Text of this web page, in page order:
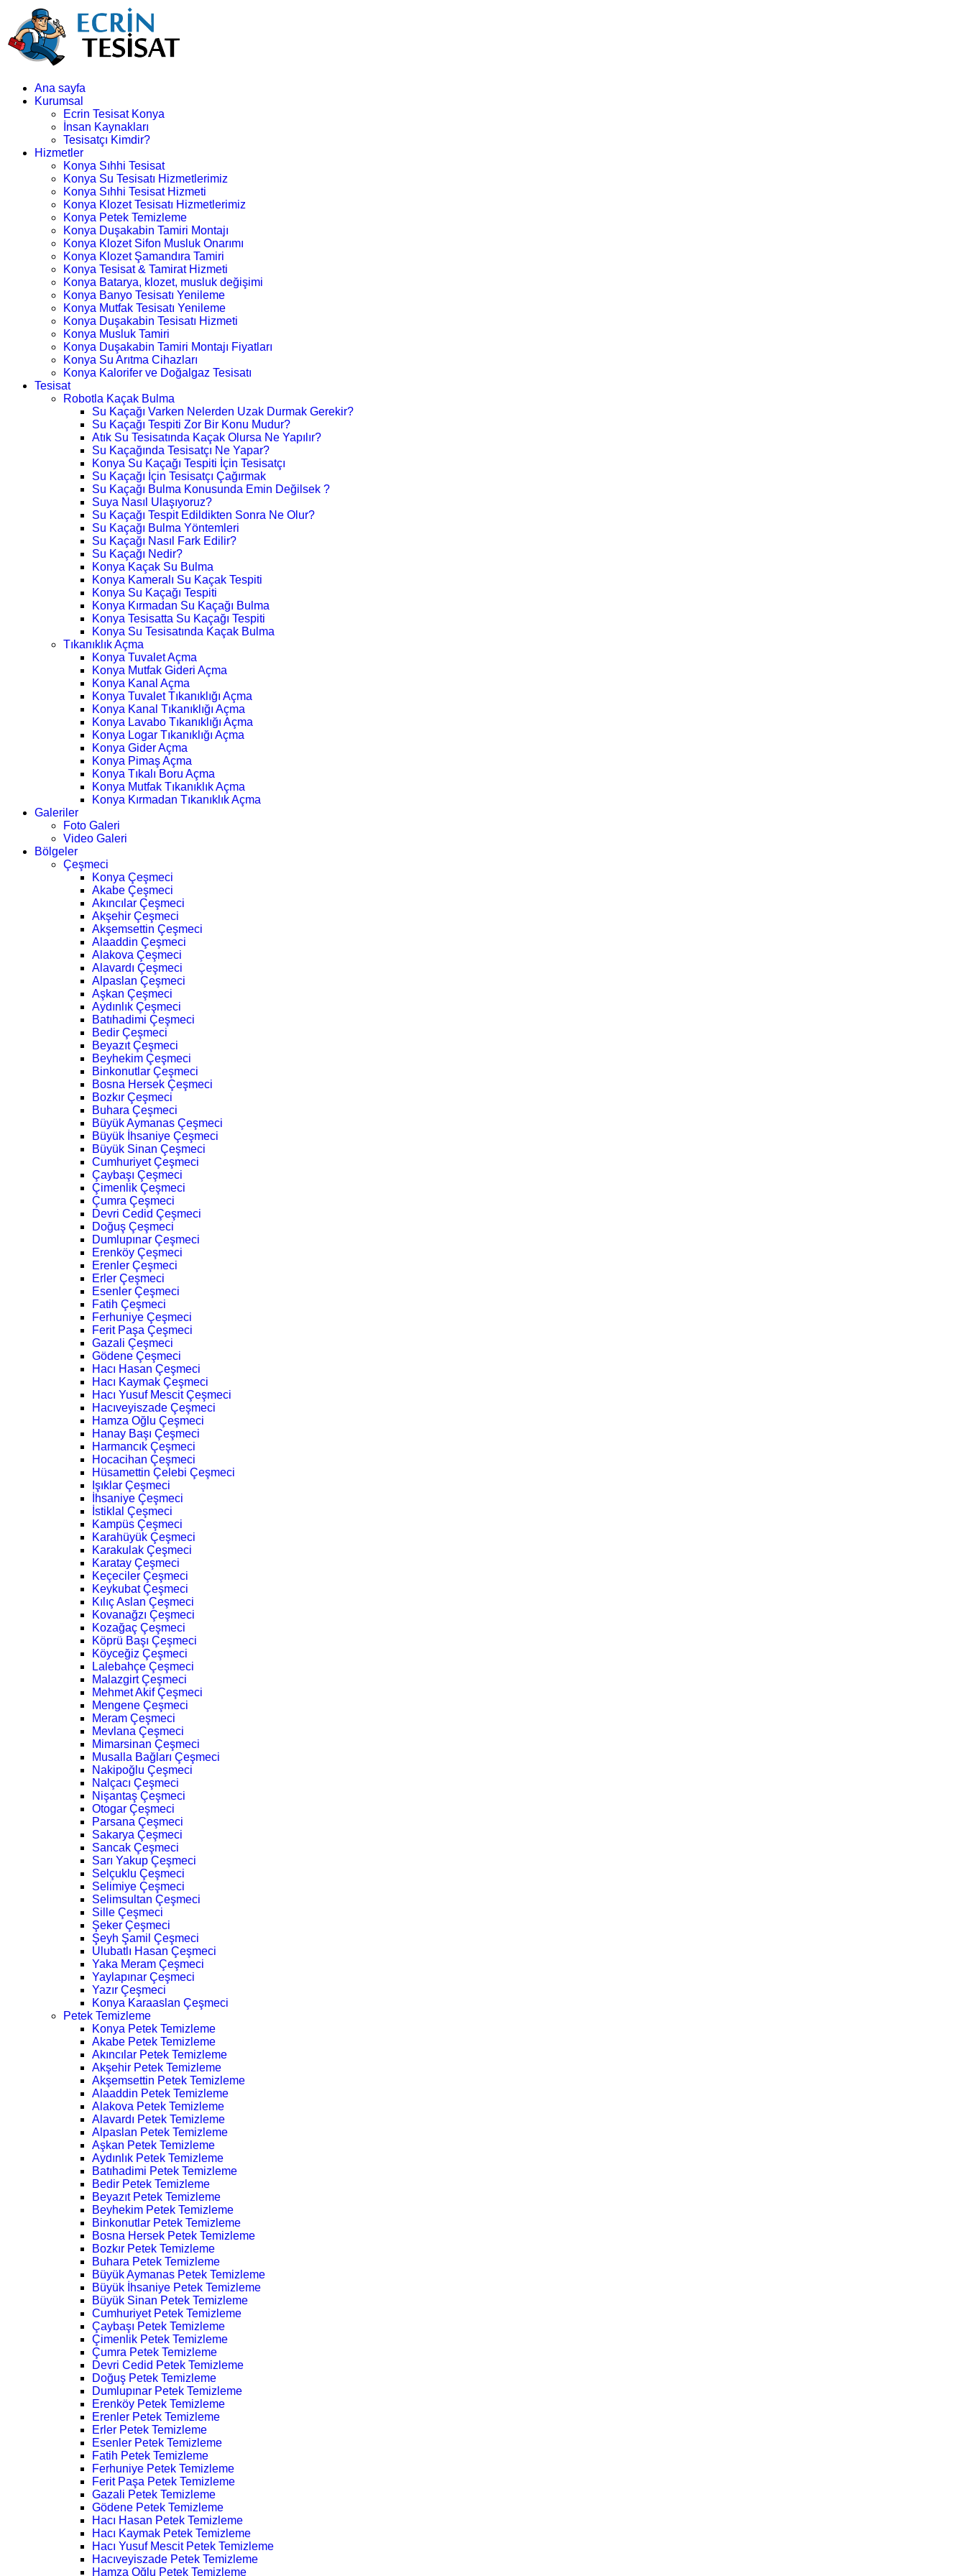
Ana sayfa
Kurumsal
Ecrin Tesisat Konya
İnsan Kaynakları
Tesisatçı Kimdir?
Hizmetler
Konya Sıhhi Tesisat
Konya Su Tesisatı Hizmetlerimiz
Konya Sıhhi Tesisat Hizmeti
Konya Klozet Tesisatı Hizmetlerimiz
Konya Petek Temizleme
Konya Duşakabin Tamiri Montajı
Konya Klozet Sifon Musluk Onarımı
Konya Klozet Şamandıra Tamiri
Konya Tesisat & Tamirat Hizmeti
Konya Batarya, klozet, musluk değişimi
Konya Banyo Tesisatı Yenileme
Konya Mutfak Tesisatı Yenileme
Konya Duşakabin Tesisatı Hizmeti
Konya Musluk Tamiri
Konya Duşakabin Tamiri Montajı Fiyatları
Konya Su Arıtma Cihazları
Konya Kalorifer ve Doğalgaz Tesisatı
Tesisat
Robotla Kaçak Bulma
Su Kaçağı Varken Nelerden Uzak Durmak Gerekir?
Su Kaçağı Tespiti Zor Bir Konu Mudur?
Atık Su Tesisatında Kaçak Olursa Ne Yapılır?
Su Kaçağında Tesisatçı Ne Yapar?
Konya Su Kaçağı Tespiti İçin Tesisatçı
Su Kaçağı İçin Tesisatçı Çağırmak
Su Kaçağı Bulma Konusunda Emin Değilsek ?
Suya Nasıl Ulaşıyoruz?
Su Kaçağı Tespit Edildikten Sonra Ne Olur?
Su Kaçağı Bulma Yöntemleri
Su Kaçağı Nasıl Fark Edilir?
Su Kaçağı Nedir?
Konya Kaçak Su Bulma
Konya Kameralı Su Kaçak Tespiti
Konya Su Kaçağı Tespiti
Konya Kırmadan Su Kaçağı Bulma
Konya Tesisatta Su Kaçağı Tespiti
Konya Su Tesisatında Kaçak Bulma
Tıkanıklık Açma
Konya Tuvalet Açma
Konya Mutfak Gideri Açma
Konya Kanal Açma
Konya Tuvalet Tıkanıklığı Açma
Konya Kanal Tıkanıklığı Açma
Konya Lavabo Tıkanıklığı Açma
Konya Logar Tıkanıklığı Açma
Konya Gider Açma
Konya Pimaş Açma
Konya Tıkalı Boru Açma
Konya Mutfak Tıkanıklık Açma
Konya Kırmadan Tıkanıklık Açma
Galeriler
Foto Galeri
Video Galeri
Bölgeler
Çeşmeci
Konya Çeşmeci
Akabe Çeşmeci
Akıncılar Çeşmeci
Akşehir Çeşmeci
Akşemsettin Çeşmeci
Alaaddin Çeşmeci
Alakova Çeşmeci
Alavardı Çeşmeci
Alpaslan Çeşmeci
Aşkan Çeşmeci
Aydınlık Çeşmeci
Batıhadimi Çeşmeci
Bedir Çeşmeci
Beyazıt Çeşmeci
Beyhekim Çeşmeci
Binkonutlar Çeşmeci
Bosna Hersek Çeşmeci
Bozkır Çeşmeci
Buhara Çeşmeci
Büyük Aymanas Çeşmeci
Büyük İhsaniye Çeşmeci
Büyük Sinan Çeşmeci
Cumhuriyet Çeşmeci
Çaybaşı Çeşmeci
Çimenlik Çeşmeci
Çumra Çeşmeci
Devri Cedid Çeşmeci
Doğuş Çeşmeci
Dumlupınar Çeşmeci
Erenköy Çeşmeci
Erenler Çeşmeci
Erler Çeşmeci
Esenler Çeşmeci
Fatih Çeşmeci
Ferhuniye Çeşmeci
Ferit Paşa Çeşmeci
Gazali Çeşmeci
Gödene Çeşmeci
Hacı Hasan Çeşmeci
Hacı Kaymak Çeşmeci
Hacı Yusuf Mescit Çeşmeci
Hacıveyiszade Çeşmeci
Hamza Oğlu Çeşmeci
Hanay Başı Çeşmeci
Harmancık Çeşmeci
Hocacihan Çeşmeci
Hüsamettin Çelebi Çeşmeci
Işıklar Çeşmeci
İhsaniye Çeşmeci
İstiklal Çeşmeci
Kampüs Çeşmeci
Karahüyük Çeşmeci
Karakulak Çeşmeci
Karatay Çeşmeci
Keçeciler Çeşmeci
Keykubat Çeşmeci
Kılıç Aslan Çeşmeci
Kovanağzı Çeşmeci
Kozağaç Çeşmeci
Köprü Başı Çeşmeci
Köyceğiz Çeşmeci
Lalebahçe Çeşmeci
Malazgirt Çeşmeci
Mehmet Akif Çeşmeci
Mengene Çeşmeci
Meram Çeşmeci
Mevlana Çeşmeci
Mimarsinan Çeşmeci
Musalla Bağları Çeşmeci
Nakipoğlu Çeşmeci
Nalçacı Çeşmeci
Nişantaş Çeşmeci
Otogar Çeşmeci
Parsana Çeşmeci
Sakarya Çeşmeci
Sancak Çeşmeci
Sarı Yakup Çeşmeci
Selçuklu Çeşmeci
Selimiye Çeşmeci
Selimsultan Çeşmeci
Sille Çeşmeci
Şeker Çeşmeci
Şeyh Şamil Çeşmeci
Ulubatlı Hasan Çeşmeci
Yaka Meram Çeşmeci
Yaylapınar Çeşmeci
Yazır Çeşmeci
Konya Karaaslan Çeşmeci
Petek Temizleme
Konya Petek Temizleme
Akabe Petek Temizleme
Akıncılar Petek Temizleme
Akşehir Petek Temizleme
Akşemsettin Petek Temizleme
Alaaddin Petek Temizleme
Alakova Petek Temizleme
Alavardı Petek Temizleme
Alpaslan Petek Temizleme
Aşkan Petek Temizleme
Aydınlık Petek Temizleme
Batıhadimi Petek Temizleme
Bedir Petek Temizleme
Beyazıt Petek Temizleme
Beyhekim Petek Temizleme
Binkonutlar Petek Temizleme
Bosna Hersek Petek Temizleme
Bozkır Petek Temizleme
Buhara Petek Temizleme
Büyük Aymanas Petek Temizleme
Büyük İhsaniye Petek Temizleme
Büyük Sinan Petek Temizleme
Cumhuriyet Petek Temizleme
Çaybaşı Petek Temizleme
Çimenlik Petek Temizleme
Çumra Petek Temizleme
Devri Cedid Petek Temizleme
Doğuş Petek Temizleme
Dumlupınar Petek Temizleme
Erenköy Petek Temizleme
Erenler Petek Temizleme
Erler Petek Temizleme
Esenler Petek Temizleme
Fatih Petek Temizleme
Ferhuniye Petek Temizleme
Ferit Paşa Petek Temizleme
Gazali Petek Temizleme
Gödene Petek Temizleme
Hacı Hasan Petek Temizleme
Hacı Kaymak Petek Temizleme
Hacı Yusuf Mescit Petek Temizleme
Hacıveyiszade Petek Temizleme
Hamza Oğlu Petek Temizleme